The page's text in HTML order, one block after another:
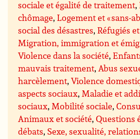
sociale et égalité de traitement,
chômage,Logement et « sans-
social des désastres,Réfugiés
Migration, immigration et
Violence dans la société,
mauvais traitement,Abus
harcèlement,Violence
aspects sociaux,Maladie et
sociaux,Mobilité sociale,
Animaux et société,Questions
débats, Sexe, sexualité,